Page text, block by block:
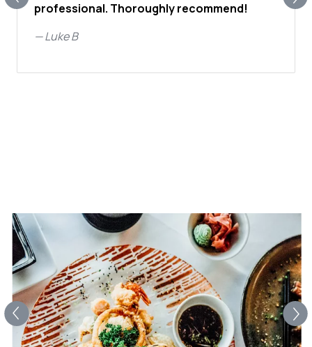
professional. Thoroughly recommend!
—Luke B